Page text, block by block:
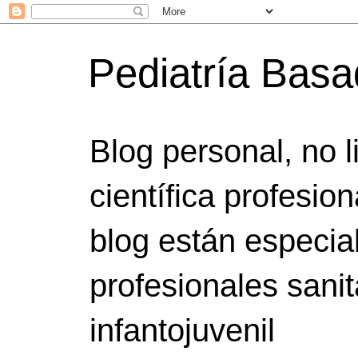
Pediatría
Blog personal, no
científica
blog están
profesionales
infantojuvenil